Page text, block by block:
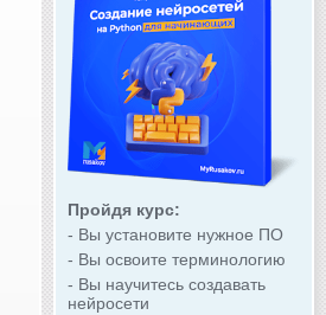
Пройдя курс:
- Вы установите нужное ПО
- Вы освоите терминологию
- Вы научитесь создавать
нейросети